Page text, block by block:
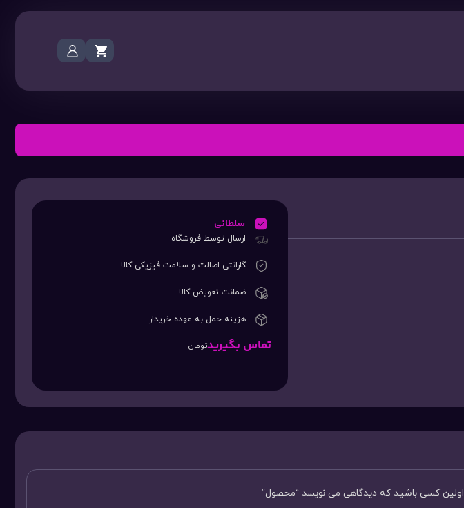
سلطانی
ارسال توسط فروشگاه
گارانتی اصالت و سلامت فیزیکی کالا
ضمانت تعویض کالا
هزینه حمل به عهده خریدار
تماس بگیریدتومان
اولین کسی باشید که دیدگاهی می نویسد “محصول”